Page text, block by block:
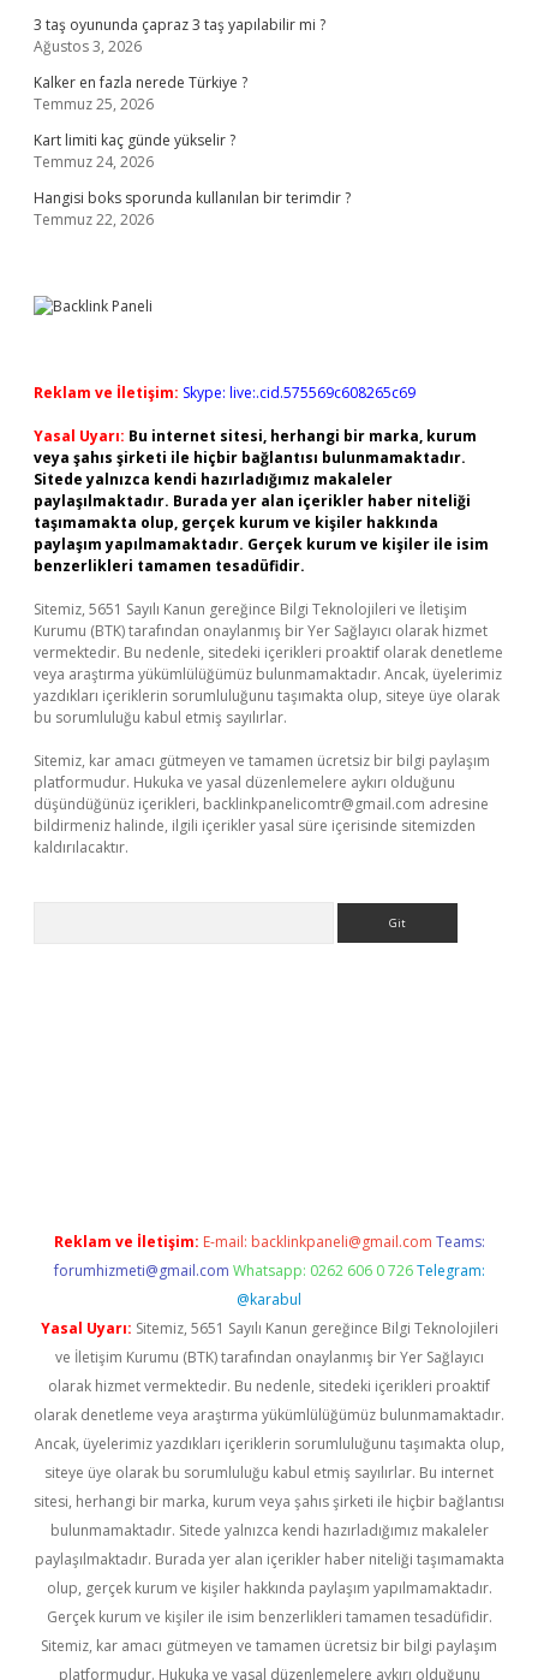
3 taş oyununda çapraz 3 taş yapılabilir mi ?
Ağustos 3, 2026
Kalker en fazla nerede Türkiye ?
Temmuz 25, 2026
Kart limiti kaç günde yükselir ?
Temmuz 24, 2026
Hangisi boks sporunda kullanılan bir terimdir ?
Temmuz 22, 2026
Reklam ve İletişim: Skype: live:.cid.575569c608265c69
Yasal Uyarı: Bu internet sitesi, herhangi bir marka, kurum
veya şahıs şirketi ile hiçbir bağlantısı bulunmamaktadır.
Sitede yalnızca kendi hazırladığımız makaleler
paylaşılmaktadır. Burada yer alan içerikler haber niteliği
taşımamakta olup, gerçek kurum ve kişiler hakkında
paylaşım yapılmamaktadır. Gerçek kurum ve kişiler ile isim
benzerlikleri tamamen tesadüfidir.
Sitemiz, 5651 Sayılı Kanun gereğince Bilgi Teknolojileri ve İletişim
Kurumu (BTK) tarafından onaylanmış bir Yer Sağlayıcı olarak hizmet
vermektedir. Bu nedenle, sitedeki içerikleri proaktif olarak denetleme
veya araştırma yükümlülüğümüz bulunmamaktadır. Ancak, üyelerimiz
yazdıkları içeriklerin sorumluluğunu taşımakta olup, siteye üye olarak
bu sorumluluğu kabul etmiş sayılırlar.
Sitemiz, kar amacı gütmeyen ve tamamen ücretsiz bir bilgi paylaşım
platformudur. Hukuka ve yasal düzenlemelere aykırı olduğunu
düşündüğünüz içerikleri, backlinkpanelicomtr@gmail.com adresine
bildirmeniz halinde, ilgili içerikler yasal süre içerisinde sitemizden
kaldırılacaktır.
Reklam ve İletişim: E-mail: backlinkpaneli@gmail.com Teams:
forumhizmeti@gmail.com Whatsapp: 0262 606 0 726 Telegram:
@karabul
Yasal Uyarı: Sitemiz, 5651 Sayılı Kanun gereğince Bilgi Teknolojileri
ve İletişim Kurumu (BTK) tarafından onaylanmış bir Yer Sağlayıcı
olarak hizmet vermektedir. Bu nedenle, sitedeki içerikleri proaktif
olarak denetleme veya araştırma yükümlülüğümüz bulunmamaktadır.
Ancak, üyelerimiz yazdıkları içeriklerin sorumluluğunu taşımakta olup,
siteye üye olarak bu sorumluluğu kabul etmiş sayılırlar. Bu internet
sitesi, herhangi bir marka, kurum veya şahıs şirketi ile hiçbir bağlantısı
bulunmamaktadır. Sitede yalnızca kendi hazırladığımız makaleler
paylaşılmaktadır. Burada yer alan içerikler haber niteliği taşımamakta
olup, gerçek kurum ve kişiler hakkında paylaşım yapılmamaktadır.
Gerçek kurum ve kişiler ile isim benzerlikleri tamamen tesadüfidir.
Sitemiz, kar amacı gütmeyen ve tamamen ücretsiz bir bilgi paylaşım
platformudur. Hukuka ve yasal düzenlemelere aykırı olduğunu